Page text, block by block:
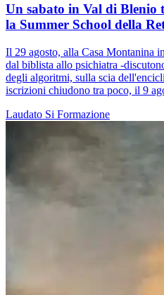
Un sabato in Val di Blenio
la Summer School della
Il 29 agosto, alla Casa Montanina
dal biblista allo psichiatra -
degli algoritmi, sulla scia
iscrizioni chiudono tra poco, il 9
Laudato Si Formazione